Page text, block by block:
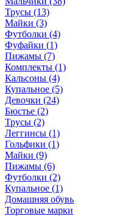
Трусы (13)
Майки (3)
Футболки (4)
Фуфайки (1)
Пижамы (7)
Комплекты (1)
Кальсоны (4)
Купальное (5)
Девочки (24)
Бюстье (2)
Трусы (2)
Леггинсы (1)
Гольфики (1)
Майки (9)
Пижамы (6)
Футболки (2)
Купальное (1)
Домашняя обувь
Торговые марки